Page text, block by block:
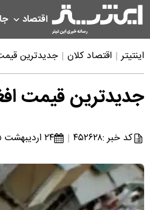
اقتصاد
اینتیتر اقتصاد کلان جدیدترین قیمت
جدیدترین قیمت افغانی
کد خبر :۴۵۲۶۲۸ ۲۴ اردیبهشت ۱۴۰۵ - ۱۲:۱۸